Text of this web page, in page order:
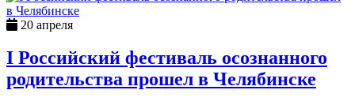
20 апреля
I Российский фестиваль осознанного
родительства прошел в Челябинске